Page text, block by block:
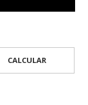
CALCULAR